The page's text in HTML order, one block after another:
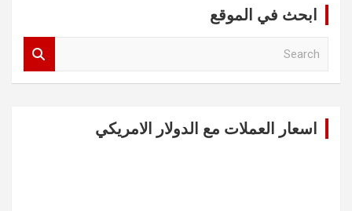
ابحث في الموقع
اسعار العملات مع الدولار الامريكي